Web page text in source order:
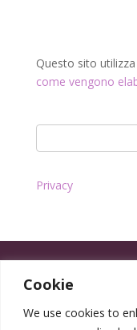
Cookie
We use cookies to
Questo sito
come vengono
Privacy